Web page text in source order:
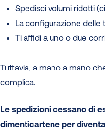
Spedisci volumi ridotti
La configurazione delle
Ti affidi a uno o due
Tuttavia, a mano a mano
complica.
Le spedizioni cessano di
dimenticartene per